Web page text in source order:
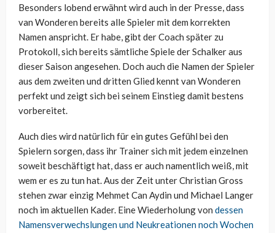
Besonders lobend erwähnt wird auch in der Presse, dass
van Wonderen bereits alle Spieler mit dem korrekten
Namen anspricht. Er habe, gibt der Coach später zu
Protokoll, sich bereits sämtliche Spiele der Schalker aus
dieser Saison angesehen. Doch auch die Namen der Spieler
aus dem zweiten und dritten Glied kennt van Wonderen
perfekt und zeigt sich bei seinem Einstieg damit bestens
vorbereitet.
Auch dies wird natürlich für ein gutes Gefühl bei den
Spielern sorgen, dass ihr Trainer sich mit jedem einzelnen
soweit beschäftigt hat, dass er auch namentlich weiß, mit
wem er es zu tun hat. Aus der Zeit unter Christian Gross
stehen zwar einzig Mehmet Can Aydin und Michael Langer
noch im aktuellen Kader. Eine Wiederholung von dessen
Namensverwechslungen und Neukreationen noch Wochen